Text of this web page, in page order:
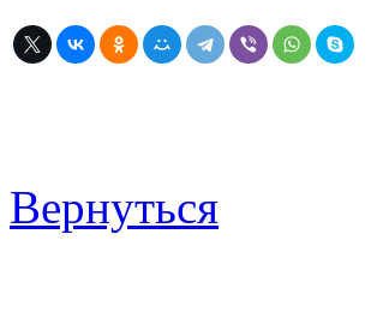
Вернуться